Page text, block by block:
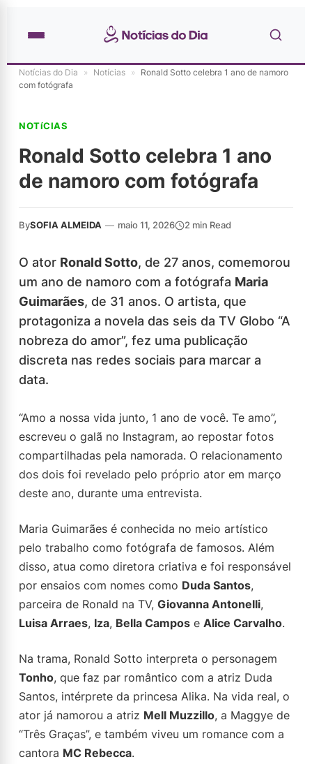
Notícias do Dia » Notícias » Ronald Sotto celebra 1 ano de namoro
com fotógrafa
NOTíCIAS
Ronald Sotto celebra 1 ano
de namoro com fotógrafa
BySOFIA ALMEIDA — maio 11, 2026 2 min Read
O ator Ronald Sotto, de 27 anos, comemorou
um ano de namoro com a fotógrafa Maria
Guimarães, de 31 anos. O artista, que
protagoniza a novela das seis da TV Globo “A
nobreza do amor”, fez uma publicação
discreta nas redes sociais para marcar a
data.
“Amo a nossa vida junto, 1 ano de você. Te amo”,
escreveu o galã no Instagram, ao repostar fotos
compartilhadas pela namorada. O relacionamento
dos dois foi revelado pelo próprio ator em março
deste ano, durante uma entrevista.
Maria Guimarães é conhecida no meio artístico
pelo trabalho como fotógrafa de famosos. Além
disso, atua como diretora criativa e foi responsável
por ensaios com nomes como Duda Santos,
parceira de Ronald na TV, Giovanna Antonelli,
Luisa Arraes, Iza, Bella Campos e Alice Carvalho.
Na trama, Ronald Sotto interpreta o personagem
Tonho, que faz par romântico com a atriz Duda
Santos, intérprete da princesa Alika. Na vida real, o
ator já namorou a atriz Mell Muzzillo, a Maggye de
“Três Graças”, e também viveu um romance com a
cantora MC Rebecca.